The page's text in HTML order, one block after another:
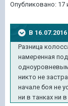
Опубликовано: 17
В
Разница
намеренная
одноуровневым
никто не
начале боя не
ни в танках ни